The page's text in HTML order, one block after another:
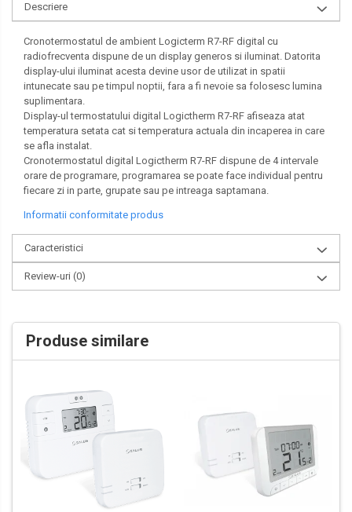
Descriere
Cronotermostatul de ambient Logicterm R7-RF digital cu
radiofrecventa dispune de un display generos si iluminat. Datorita
display-ului iluminat acesta devine usor de utilizat in spatii
intunecate sau pe timpul noptii, fara a fi nevoie sa folosesc lumina
suplimentara.
Display-ul termostatului digital Logictherm R7-RF afiseaza atat
temperatura setata cat si temperatura actuala din incaperea in care
se afla instalat.
Cronotermostatul digital Logictherm R7-RF dispune de 4 intervale
orare de programare, programarea se poate face individual pentru
fiecare zi in parte, grupate sau pe intreaga saptamana.
Informatii conformitate produs
Caracteristici
Review-uri (0)
Produse similare